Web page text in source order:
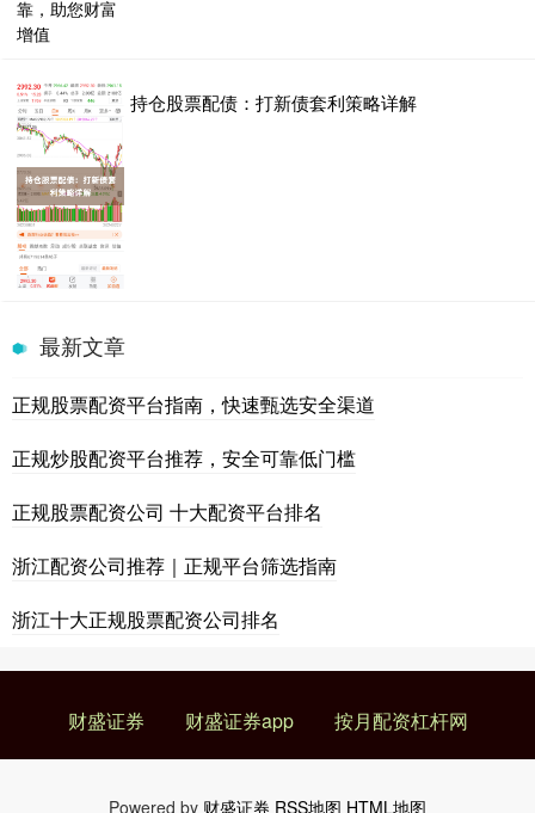
持仓股票配债：打新债套利策略详解
最新文章
正规股票配资平台指南，快速甄选安全渠道
正规炒股配资平台推荐，安全可靠低门槛
正规股票配资公司 十大配资平台排名
浙江配资公司推荐｜正规平台筛选指南
浙江十大正规股票配资公司排名
财盛证券 财盛证券app 按月配资杠杆网
Powered by 财盛证券 RSS地图 HTML地图